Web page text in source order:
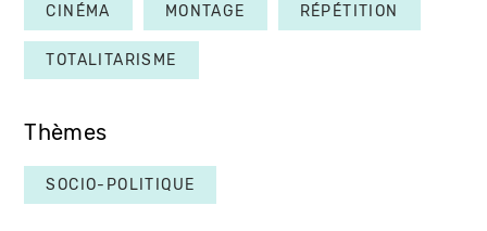
CINÉMA MONTAGE RÉPÉTITION
TOTALITARISME
Thèmes
SOCIO-POLITIQUE